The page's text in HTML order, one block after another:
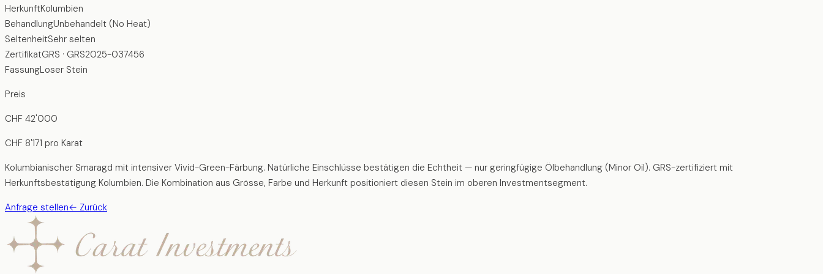
HerkunftKolumbien
BehandlungUnbehandelt (No Heat)
SeltenheitSehr selten
ZertifikatGRS · GRS2025-037456
FassungLoser Stein
Preis
CHF 42'000
CHF 8'171 pro Karat
Kolumbianischer Smaragd mit intensiver Vivid-Green-Färbung. Natürliche Einschlüsse bestätigen die Echtheit — nur geringfügige Ölbehandlung (Minor Oil). GRS-zertifiziert mit
Herkunftsbestätigung Kolumbien. Die Kombination aus Grösse, Farbe und Herkunft positioniert diesen Stein im oberen Investmentsegment.
Anfrage stellen← Zurück